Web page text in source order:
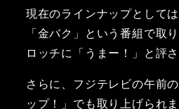
現在のラインナップとして
「金バク」という番組で取
ロッチに「うまー！」と評さ
さらに、フジテレビの午前
ップ！」でも取り上げられま